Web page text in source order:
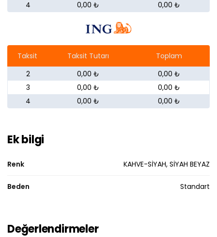
4
0,00 ₺ 0,00 ₺
Taksit Taksit Tutarı
Toplam
2
0,00 ₺
0,00 ₺
3
0,00 ₺
0,00 ₺
4
0,00 ₺ 0,00 ₺
Ek bilgi
Renk KAHVE-SİYAH, SİYAH BEYAZ
Beden Standart
Değerlendirmeler